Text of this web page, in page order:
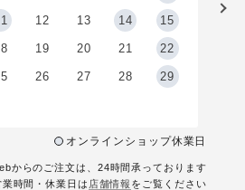
12 13 14 15
19 20 21 22
26 27 28 29
オンラインショップ休業日
からのご注文は、24時間承っております
時間・休業日は 店舗情報 をご覧ください